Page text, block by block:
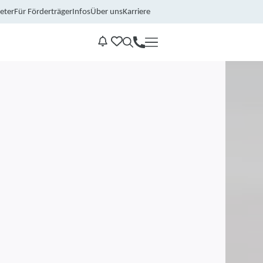
Für FörderträgerInfosÜber unsKarriere
Kontakt